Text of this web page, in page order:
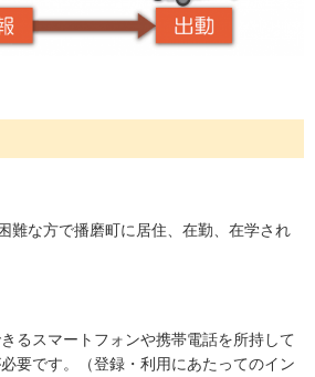
難な方で播磨町に居住、在勤、在学され
るスマートフォンや携帯電話を所持して
要です。（登録・利用にあたってのイン